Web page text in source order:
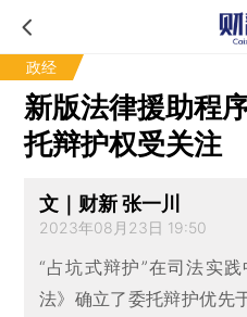
政经
新版法律援助程
托辩护权受关注
文｜财新 张一川
2023年08月23日 19:50
“占坑式辩护”在司法实
法》确立了委托辩护优先